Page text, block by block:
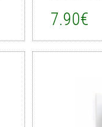
7.90€